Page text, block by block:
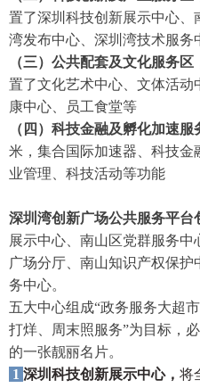
置了深圳科技创新展示中心、
湾发布中心、深圳湾技术服务
（三）公共配套及文化服务区
置了文化艺术中心、文体活
康中心、员工食堂等
（四）科技金融及孵化加速服
米，集合国际加速器、科技
业管理、科技活动等功能
深圳湾创新广场公共服务平台
展示中心、南山区党群服务
广场分厅、南山知识产权保
务中心。
五大中心组成“政务服务大超
打烊、周末照服务”为目标，
的一张靓丽名片。
1 深圳科技创新展示中心， 将